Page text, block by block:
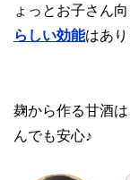
ょっとお子さん
らしい効能はあ
麹から作る甘酒
んでも安心♪